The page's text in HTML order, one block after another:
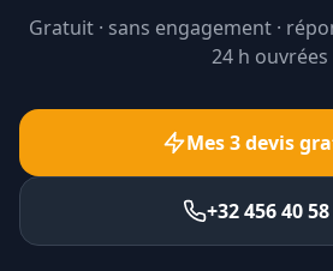
Gratuit · sans engagement ·
24 h ouvrées
Mes 3 devis
+32 456 40